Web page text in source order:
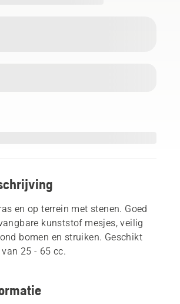
en op terrein met stenen. Goed
kunststof mesjes, veilig
bomen en struiken. Geschikt
25 - 65 cc.